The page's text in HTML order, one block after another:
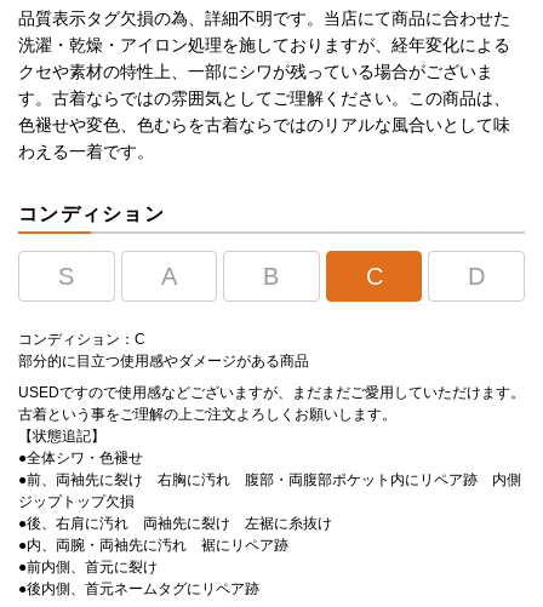
品質表示タグ欠損の為、詳細不明です。当店にて商品に合わせた
洗濯・乾燥・アイロン処理を施しておりますが、経年変化による
クセや素材の特性上、一部にシワが残っている場合がございま
す。古着ならではの雰囲気としてご理解ください。この商品は、
色褪せや変色、色むらを古着ならではのリアルな風合いとして味
わえる一着です。
コンディション
S A B C D
コンディション：C
部分的に目立つ使用感やダメージがある商品
USEDですので使用感などございますが、まだまだご愛用していただけます。
古着という事をご理解の上ご注文よろしくお願いします。
【状態追記】
●全体シワ・色褪せ
●前、両袖先に裂け 右胸に汚れ 腹部・両腹部ポケット内にリペア跡 内側
ジップトップ欠損
●後、右肩に汚れ 両袖先に裂け 左裾に糸抜け
●内、両腕・両袖先に汚れ 裾にリペア跡
●前内側、首元に裂け
●後内側、首元ネームタグにリペア跡